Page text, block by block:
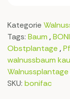
Kategorie
Tags: Baum ,
Obstplantage ,
walnussbaum
Walnussplantage
SKU: bonifac